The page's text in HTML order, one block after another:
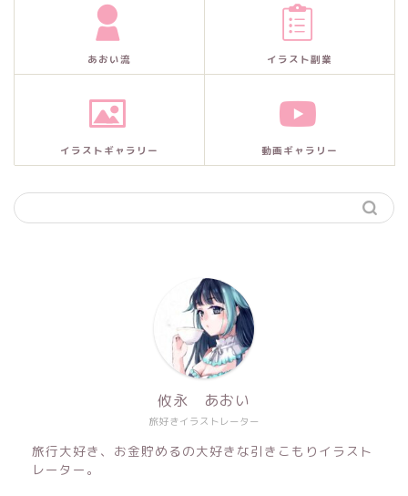
あおい流 イラスト副業
イラストギャラリー 動画ギャラリー
旅好きイラストレーター
攸永 あおい
旅行大好き、お金貯めるの大好きな引きこもりイラスト
レーター。